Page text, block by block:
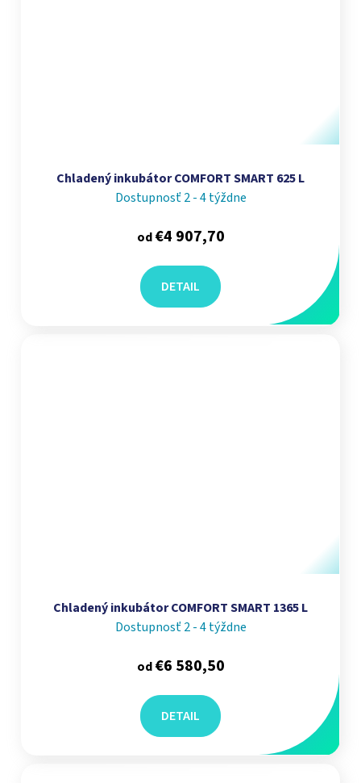
Chladený inkubátor COMFORT SMART 625 L
Dostupnosť 2 - 4 týždne
od€4 907,70
DETAIL
Chladený inkubátor COMFORT SMART 1365 L
Dostupnosť 2 - 4 týždne
od€6 580,50
DETAIL